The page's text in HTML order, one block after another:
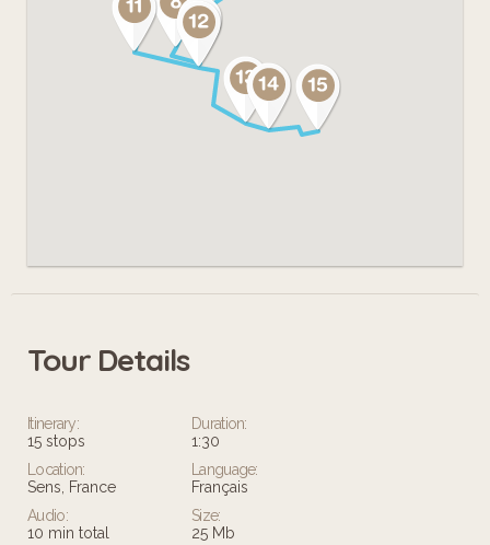
Cette application t'est conseillée si tu
as entre 10 et 14 ans.
Tour Details
Itinerary:
15 stops
Duration:
1:30
Location:
Sens, France
Language:
Français
Audio:
10 min total
Size:
25 Mb